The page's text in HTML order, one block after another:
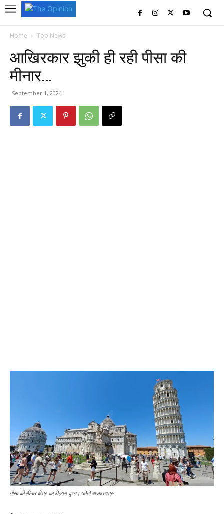
Home Top News
आखिरकार झुकी ही रही पीसा की
मीनार…
September 1, 2024
पीसा की मीनार क्षेत्र का विहंगम दृश्य। फोटो अजातशत्रु